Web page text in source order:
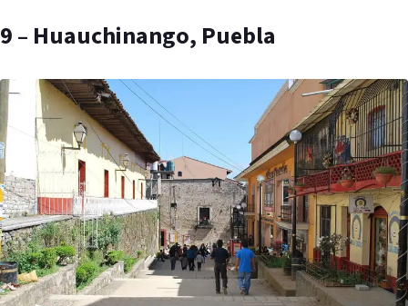
9 – Huauchinango, Puebla